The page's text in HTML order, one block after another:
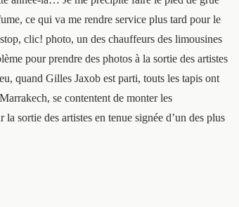
ce qui va me rendre service plus tard pour le
clic! photo, un des chauffeurs des limousines
pour prendre des photos à la sortie des artistes
quand Gilles Jaxob est parti, touts les tapis ont
se contentent de monter les
sortie des artistes en tenue signée d’un des plus